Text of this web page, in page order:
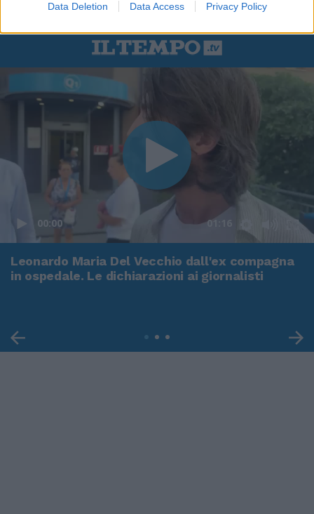
Data Deletion Data Access Privacy Policy
00:00 01:16
Leonardo Maria Del Vecchio dall'ex compagna
in ospedale. Le dichiarazioni ai giornalisti